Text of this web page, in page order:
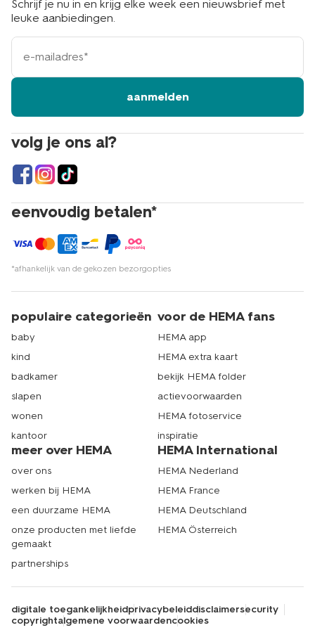
volg je ons al?
eenvoudig betalen*
*afhankelijk van de gekozen bezorgopties
Schrijf je nu in en krijg elke week een nieuwsbrief met
leuke aanbiedingen.
e-
mailadres
aanmelden
populaire categorieën
baby
kind
badkamer
slapen
wonen
kantoor
voor de HEMA fans
HEMA app
HEMA extra kaart
bekijk HEMA folder
actievoorwaarden
HEMA fotoservice
inspiratie
meer over HEMA
over ons
werken bij HEMA
een duurzame HEMA
onze producten met liefde
gemaakt
partnerships
HEMA International
HEMA Nederland
HEMA France
HEMA Deutschland
HEMA Österreich
digitale toegankelijkheidprivacybeleiddisclaimersecurity
copyrightalgemene voorwaardencookies